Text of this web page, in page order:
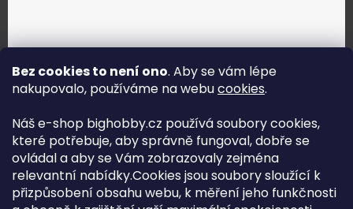
Bez cookies to není ono. Aby se vám lépe
nakupovalo, používáme na webucookies.
Náš e-shop bighobby.cz používá soubory cookies,
které potřebuje, aby správně fungoval, dobře se
ovládal a aby se Vám zobrazovaly zejména
relevantní nabídky.Cookies jsou soubory sloužící k
přizpůsobení obsahu webu, k měření jeho funkčnosti
Jak vybrat správné servo?
Najít správné servo